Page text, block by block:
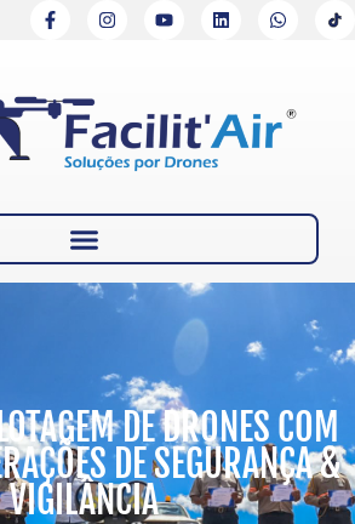
DE DRONES COM
DE SEGURANÇA &
VIGILÂNCIA